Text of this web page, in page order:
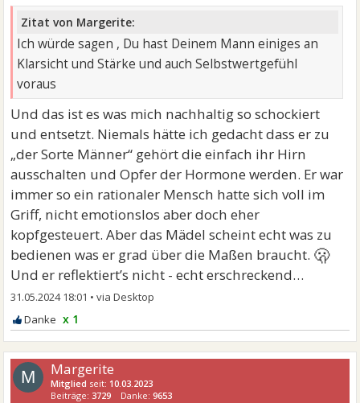
Zitat von Margerite:
Ich würde sagen , Du hast Deinem Mann einiges an
Klarsicht und Stärke und auch Selbstwertgefühl
voraus
Und das ist es was mich nachhaltig so schockiert
und entsetzt. Niemals hätte ich gedacht dass er zu
„der Sorte Männer“ gehört die einfach ihr Hirn
ausschalten und Opfer der Hormone werden. Er war
immer so ein rationaler Mensch hatte sich voll im
Griff, nicht emotionslos aber doch eher
kopfgesteuert. Aber das Mädel scheint echt was zu
bedienen was er grad über die Maßen braucht. 🫢
Und er reflektiert’s nicht - echt erschreckend…
31.05.2024 18:01 •
x 1
M Margerite
Mitglied seit: 10.03.2023
Beiträge:3729 Danke:9653